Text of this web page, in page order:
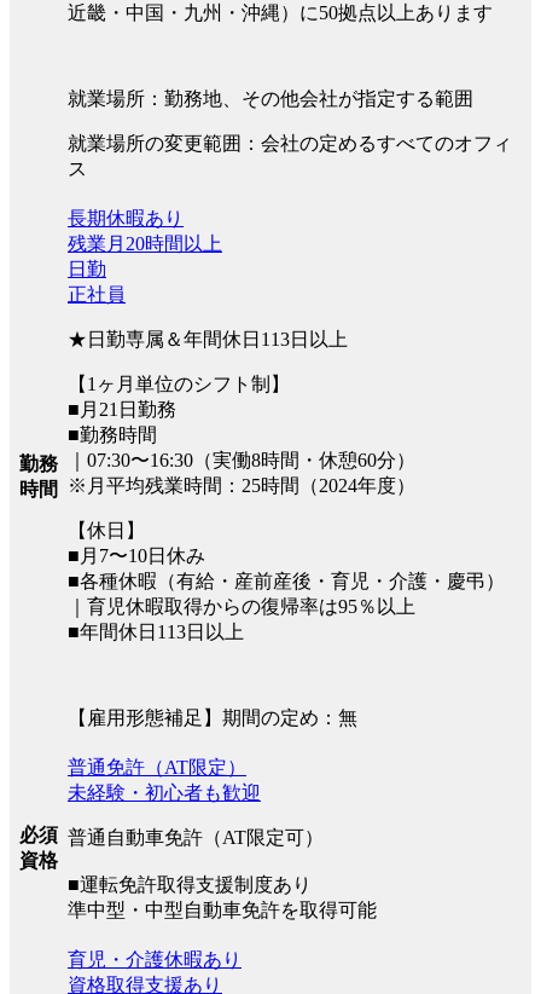
近畿・中国・九州・沖縄）に50拠点以上あります
就業場所：勤務地、その他会社が指定する範囲
就業場所の変更範囲：会社の定めるすべてのオフィ
ス
勤務
時間
長期休暇あり
残業月20時間以上
日勤
正社員
★日勤専属＆年間休日113日以上
【1ヶ月単位のシフト制】
■月21日勤務
■勤務時間
｜07:30〜16:30（実働8時間・休憩60分）
※月平均残業時間：25時間（2024年度）
【休日】
■月7〜10日休み
■各種休暇（有給・産前産後・育児・介護・慶弔）
｜育児休暇取得からの復帰率は95％以上
■年間休日113日以上
【雇用形態補足】期間の定め：無
必須
資格
普通免許（AT限定）
未経験・初心者も歓迎
普通自動車免許（AT限定可）
■運転免許取得支援制度あり
準中型・中型自動車免許を取得可能
育児・介護休暇あり
資格取得支援あり